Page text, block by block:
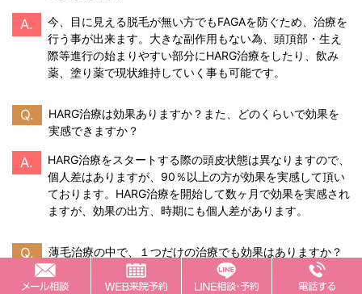
A.
今、目に見える脱毛が無い方でもFAGAを防ぐため、治療を
行う事が出来ます。大きな副作用もない為、頭頂部・生え
際等進行の始まりやすい部分にHARG治療をしたり、飲み
薬、塗り薬で現状維持していく事も可能です。
Q.
HARG治療は効果ありますか？また、どのくらいで効果を
実感できますか？
A.
HARG治療をスタートする際の頭皮状態は異なりますので、
個人差はありますが、90％以上の方が効果を実感して頂い
ております。HARG治療を開始して数ヶ月で効果を実感され
ますが、効果の出方、時期にも個人差があります。
Q. 薄毛治療の中で、１つだけの治療でも効果はありますか？
A.
内服・塗り薬・HARG治療法、治療によりアプローチ方法は